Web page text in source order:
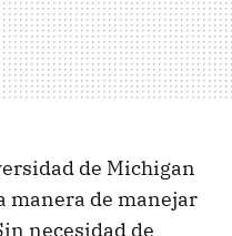
de Michigan
manera de manejar
necesidad de